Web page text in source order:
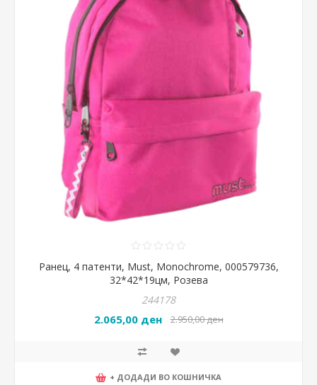
Ранец, 4 патенти, Must, Monochrome, 000579736,
32*42*19цм, Розева
244178
2.065,00 ден 2.950,00 ден
+ ДОДАДИ ВО КОШНИЧКА